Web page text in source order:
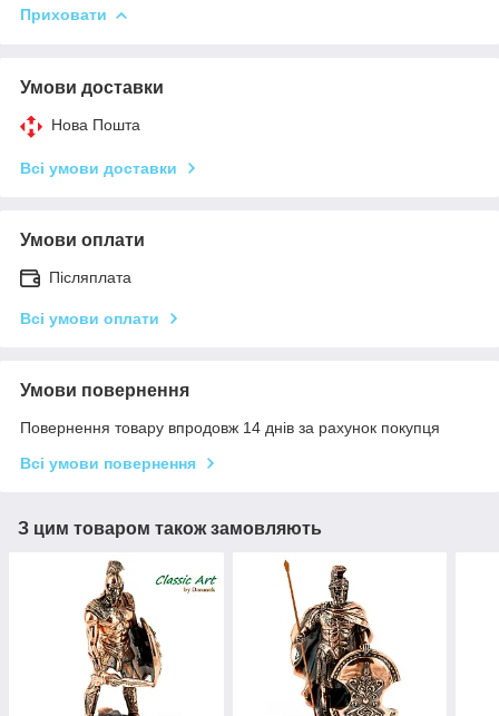
Приховати
Умови доставки
Нова Пошта
Всі умови доставки
Умови оплати
Післяплата
Всі умови оплати
Умови повернення
Повернення товару впродовж 14 днів за рахунок покупця
Всі умови повернення
З цим товаром також замовляють